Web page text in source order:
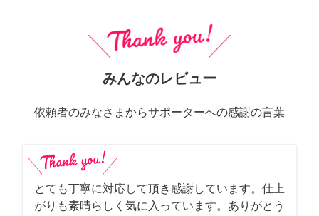
みんなのレビュー
依頼者のみなさまからサポーターへの感謝の言葉
とても丁寧に対応して頂き感謝しています。仕上
がりも素晴らしく気に入っています。ありがとう